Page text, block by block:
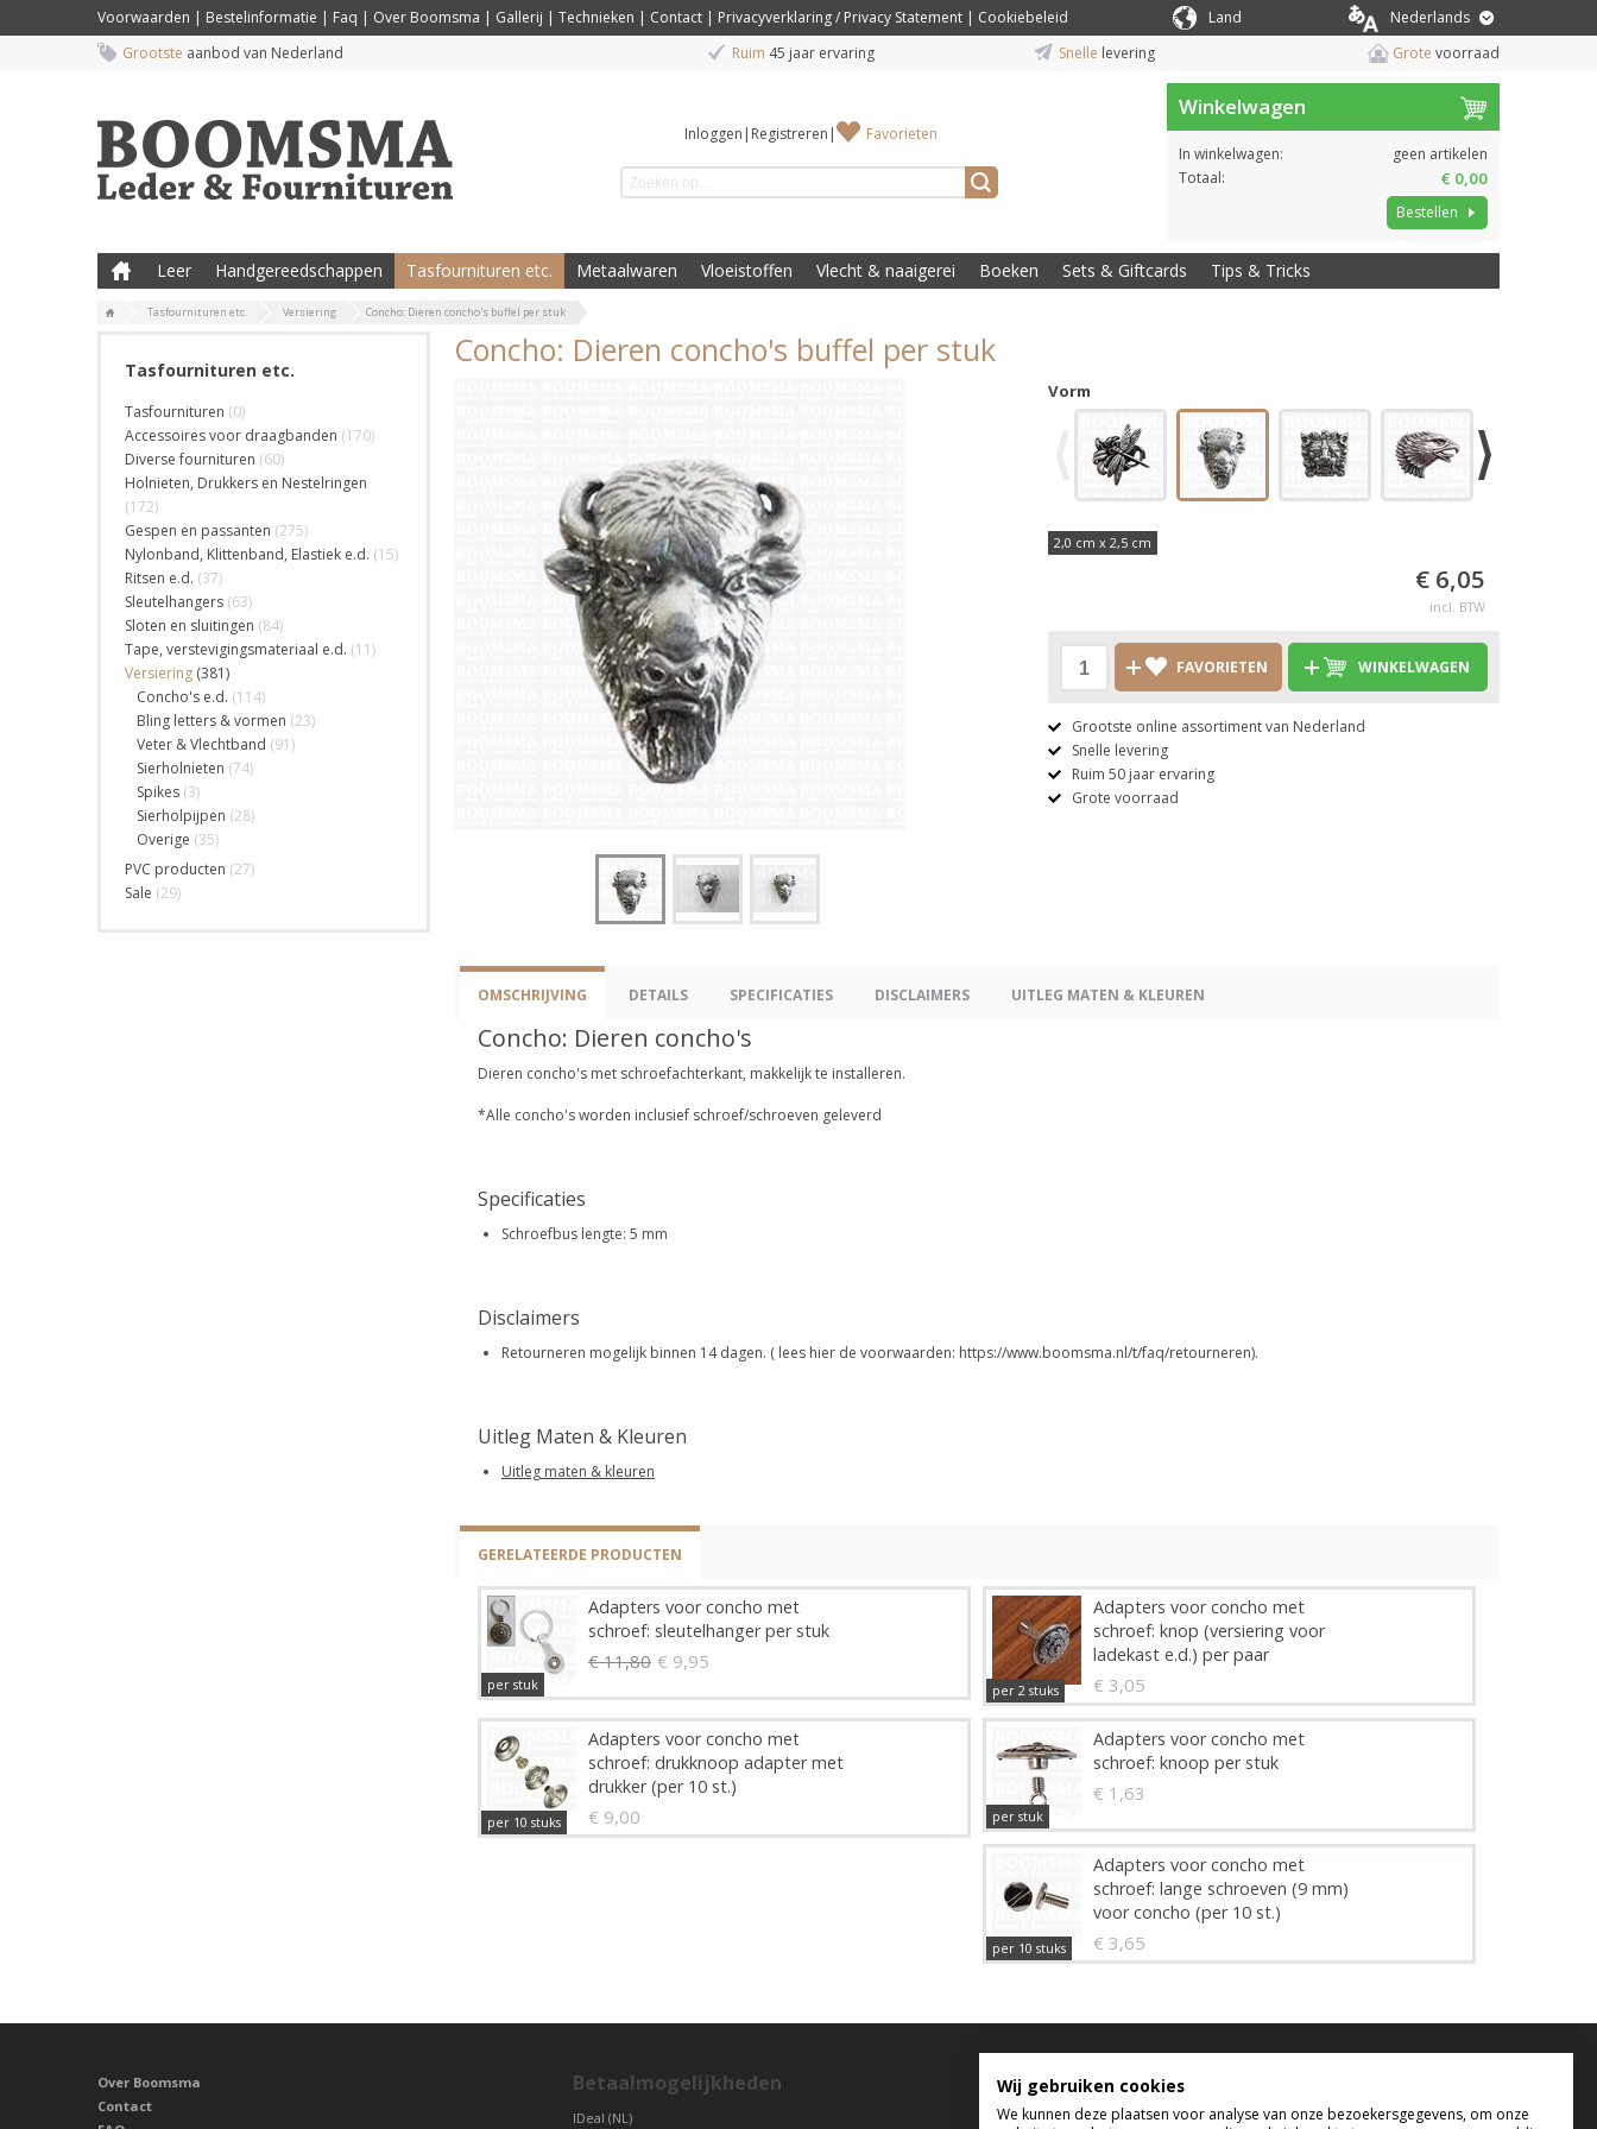
Voorwaarden | Bestelinformatie | Faq | Over Boomsma | Gallerij | Technieken | Contact | Privacyverklaring / Privacy Statement | Cookiebeleid Land
Nederlands
Grootste aanbod van Nederland Ruim 45 jaar ervaring Snelle levering Grote voorraad
Inloggen | Registreren | Favorieten
Winkelwagen
In winkelwagen:
geen artikelen
Totaal:
€ 0,00
Bestellen
Leer Handgereedschappen Tasfournituren etc. Metaalwaren Vloeistoffen Vlecht & naaigerei Boeken Sets & Giftcards Tips & Tricks
Tasfournituren etc. Versiering Concho: Dieren concho's buffel per stuk
Tasfournituren etc.
Tasfournituren (0)
Accessoires voor draagbanden (170)
Diverse fournituren (60)
Holnieten, Drukkers en Nestelringen
(172)
Gespen en passanten (275)
Nylonband, Klittenband, Elastiek e.d. (15)
Ritsen e.d. (37)
Sleutelhangers (63)
Sloten en sluitingen (84)
Tape, verstevigingsmateriaal e.d. (11)
Versiering (381)
Concho's e.d. (114)
Bling letters & vormen (23)
Veter & Vlechtband (91)
Sierholnieten (74)
Spikes (3)
Sierholpijpen (28)
Overige (35)
PVC producten (27)
Sale (29)
Concho: Dieren concho's buffel per stuk
Vorm
2,0 cm x 2,5 cm
€ 6,05
incl. BTW
FAVORIETEN WINKELWAGEN
Grootste online assortiment van Nederland
Snelle levering
Ruim 50 jaar ervaring
Grote voorraad
OMSCHRIJVING DETAILS SPECIFICATIES DISCLAIMERS UITLEG MATEN & KLEUREN
Concho: Dieren concho's
Dieren concho's met schroefachterkant, makkelijk te installeren.
*Alle concho's worden inclusief schroef/schroeven geleverd
Specificaties
Schroefbus lengte: 5 mm
Disclaimers
Retourneren mogelijk binnen 14 dagen. ( lees hier de voorwaarden: https://www.boomsma.nl/t/faq/retourneren).
Uitleg Maten & Kleuren
Uitleg maten & kleuren
GERELATEERDE PRODUCTEN
Adapters voor concho met
schroef: sleutelhanger per stuk
€ 11,80 € 9,95
per stuk
Adapters voor concho met
schroef: knop (versiering voor
ladekast e.d.) per paar
€ 3,05
per 2 stuks
Adapters voor concho met
schroef: drukknoop adapter met
drukker (per 10 st.)
€ 9,00
per 10 stuks
Adapters voor concho met
schroef: knoop per stuk
€ 1,63
per stuk
Adapters voor concho met
schroef: lange schroeven (9 mm)
voor concho (per 10 st.)
€ 3,65
per 10 stuks
Over Boomsma
Contact
Betaalmogelijkheden
IDeal (NL)
Telefonisch bereikbaar
di t/m do tussen 9:00 uur en 17:00 uur
Wij gebruiken cookies
We kunnen deze plaatsen voor analyse van onze bezoekersgegevens, om onze